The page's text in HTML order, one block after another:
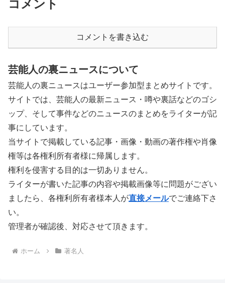
コメント
コメントを書き込む
芸能人の裏ニュースについて
芸能人の裏ニュースはユーザー参加型まとめサイトです。
サイトでは、芸能人の最新ニュース・噂や裏話などのゴシ
ップ、そして事件などのニュースのまとめをライターが記
事にしています。
当サイトで掲載している記事・画像・動画の著作権や肖像
権等は各権利所有者様に帰属します。
権利を侵害する目的は一切ありません。
ライターが書いた記事の内容や掲載画像等に問題がござい
ましたら、各権利所有者様本人が直接メールでご連絡下さ
い。
管理者が確認後、対応させて頂きます。
ホーム 著名人